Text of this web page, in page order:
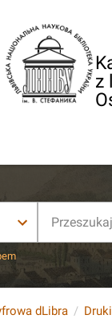
z
dLibra